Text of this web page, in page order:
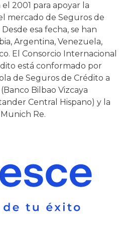
2001 para apoyar la
mercado de Seguros de
esa fecha, se han
Argentina, Venezuela,
El Consorcio Internacional
está conformado por
de Seguros de Crédito a
Bilbao Vizcaya
Central Hispano) y la
Re.